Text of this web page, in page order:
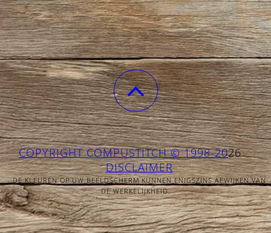
COPYRIGHT COMPUSTITCH © 1998-2026
DISCLAIMER
- DE KLEUREN OP UW BEELDSCHERM KUNNEN ENIGSZINS AFWIJKEN VAN
DE WERKELIJKHEID.